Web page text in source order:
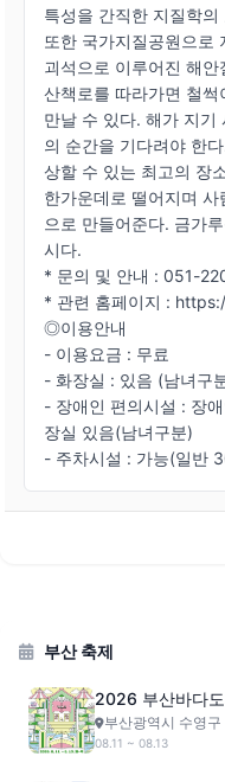
특성을 간직한 지질학
또한 국가지질공원으로
괴석으로 이루어진 해
산책로를 따라가면 철
만날 수 있다. 해가 지기
의 순간을 기다려야 한
상할 수 있는 최고의 장
한가운데로 떨어지며
으로 만들어준다. 금가
시다.
* 문의 및 안내 : 051-
* 관련 홈페이지 :
◎이용안내
- 이용요금 : 무료
- 화장실 : 있음 (남녀구
- 장애인 편의시설 : 장
장실 있음(남녀구분)
- 주차시설 : 가능(일반
부산 축제
2026 부산바다
부산광역시 수영구
08.11 ~ 08.13